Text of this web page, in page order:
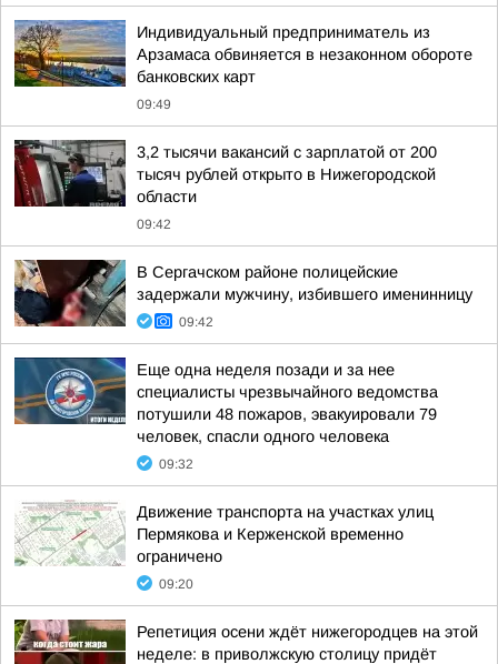
Индивидуальный предприниматель из
Арзамаса обвиняется в незаконном обороте
банковских карт
09:49
3,2 тысячи вакансий с зарплатой от 200
тысяч рублей открыто в Нижегородской
области
09:42
В Сергачском районе полицейские
задержали мужчину, избившего именинницу
09:42
Еще одна неделя позади и за нее
специалисты чрезвычайного ведомства
потушили 48 пожаров, эвакуировали 79
человек, спасли одного человека
09:32
Движение транспорта на участках улиц
Пермякова и Керженской временно
ограничено
09:20
Репетиция осени ждёт нижегородцев на этой
неделе: в приволжскую столицу придёт